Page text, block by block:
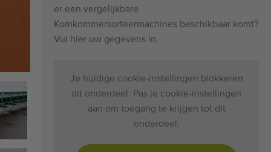
er een vergelijkbare
Komkommersorteermachines beschikbaar komt?
Vul hier uw gegevens in.
Je huidige cookie-instellingen blokkeren
dit onderdeel. Pas je cookie-instellingen
aan om toegang te krijgen tot dit
onderdeel.